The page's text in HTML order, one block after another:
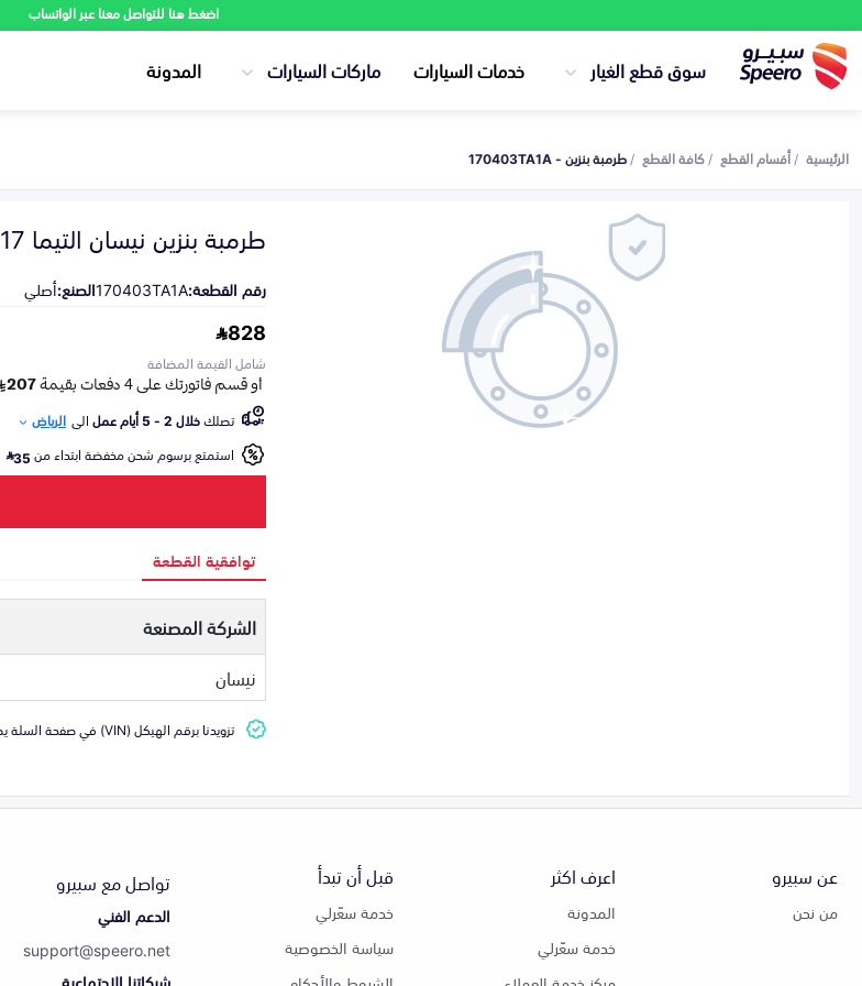
اضغط هنا للتواصل معنا عبر الواتساب
سوق قطع الغيار خدمات السيارات ماركات السيارات المدونة
الرئيسية أقسام القطع كافة القطع طرمبة بنزين - 170403TA1A
طرمبة بنزين نيسان التيما 2017
رقم القطعة:170403TA1Aالصنع:أصلي
828
شامل القيمة المضافة
تصلكخلال 2 - 5 أيام عمل الى الرياض
استمتع برسوم شحن مخفضة ابتداء من35
توافقية القطعة
الشركة المصنعة
نيسان
تزويدنا برقم الهيكل (VIN) في صفحة السلة يضمن التطابق التام للقطعة مع سيارتك
عن سبيرو
من نحن
اعرف اكثر
المدونة
خدمة سعّرلي
قبل أن تبدأ
خدمة سعّرلي
سياسة الخصوصية
تواصل مع سبيرو
الدعم الفني
support@speero.net